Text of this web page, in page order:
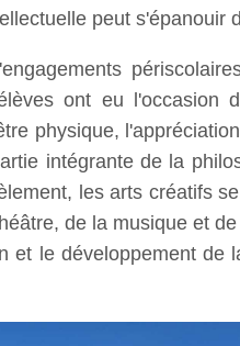
peut s'épanouir
ont eu l'occasion
physique,
intégrante de la
les arts créatifs
de la musique et
le développement